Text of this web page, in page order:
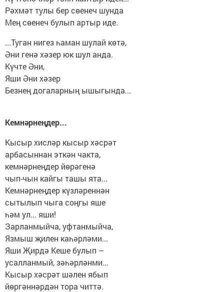
Рәхмәт тулы бер сөенеч шунда
Мең сөенеч булып артыр иде.
...Туган нигез һаман шулай көтә,
Әни генә хәзер юк шул анда.
Күчте Әни,
Яши Әни хәзер
Безнең догаларның ышыгында...
Кемнәрнеңдер...
Кысыр хисләр кысыр хәсрәт
арбасыннан эткән чакта,
кемнәрнеңдер йөрәгенә
чып-чын кайгы ташы ята...
Кемнәрнеңдер күзләреннән
сытылып чыга соңгы яше
һәм ул... яши!
Зарланмыйча, уфтанмыйча,
Язмыш җилен каһәрләми...
Яши Җирдә Кеше булып –
усалланмый, зәһәрләнми...
Кысыр хәсрәт шәлен ябып
йөргәннәрдән тора читтә.